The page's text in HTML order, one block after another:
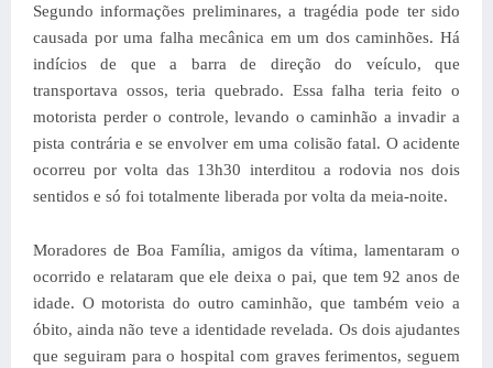
Segundo informações preliminares, a tragédia pode ter sido
causada por uma falha mecânica em um dos caminhões. Há
indícios de que a barra de direção do veículo, que
transportava ossos, teria quebrado. Essa falha teria feito o
motorista perder o controle, levando o caminhão a invadir a
pista contrária e se envolver em uma colisão fatal. O acidente
ocorreu por volta das 13h30 interditou a rodovia nos dois
sentidos e só foi totalmente liberada por volta da meia-noite.
Moradores de Boa Família, amigos da vítima, lamentaram o
ocorrido e relataram que ele deixa o pai, que tem 92 anos de
idade. O motorista do outro caminhão, que também veio a
óbito, ainda não teve a identidade revelada. Os dois ajudantes
que seguiram para o hospital com graves ferimentos, seguem